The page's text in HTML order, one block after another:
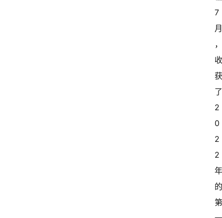
7
2
0
2
2